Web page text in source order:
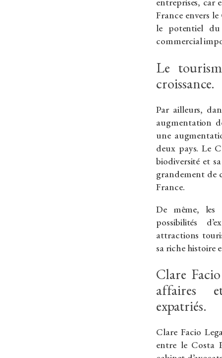
France envers
le potentiel
commercial
Le
croissance.
Par ailleurs,
augmentation
une
deux pays. Le
biodiversité et
grandement de
France.
De même, les
possibilités
attractions
sa riche histoire
Clare
affaires
expatriés.
Clare Facio
entre le Costa